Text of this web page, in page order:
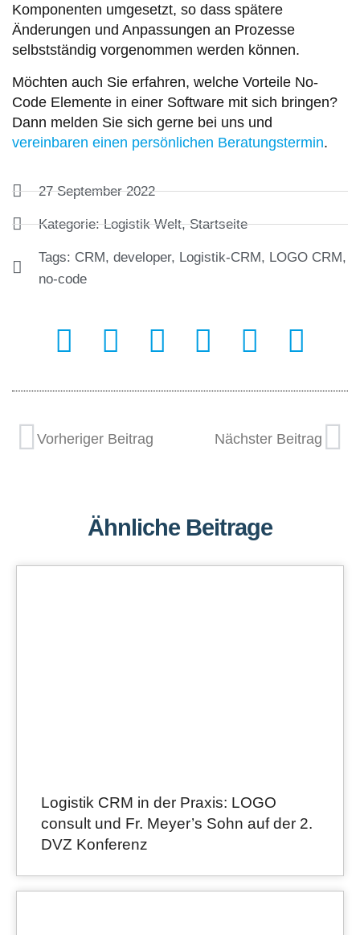
Komponenten umgesetzt, so dass spätere
Änderungen und Anpassungen an Prozesse
selbstständig vorgenommen werden können.
Möchten auch Sie erfahren, welche Vorteile No-
Code Elemente in einer Software mit sich bringen?
Dann melden Sie sich gerne bei uns und
vereinbaren einen persönlichen Beratungstermin.
27 September 2022
Kategorie:Logistik Welt,Startseite
Tags: CRM, developer, Logistik-CRM, LOGO CRM,
no-code
Vorheriger Beitrag Nächster Beitrag
Ähnliche Beitrage
Logistik CRM in der Praxis: LOGO
consult und Fr. Meyer’s Sohn auf der 2.
DVZ Konferenz